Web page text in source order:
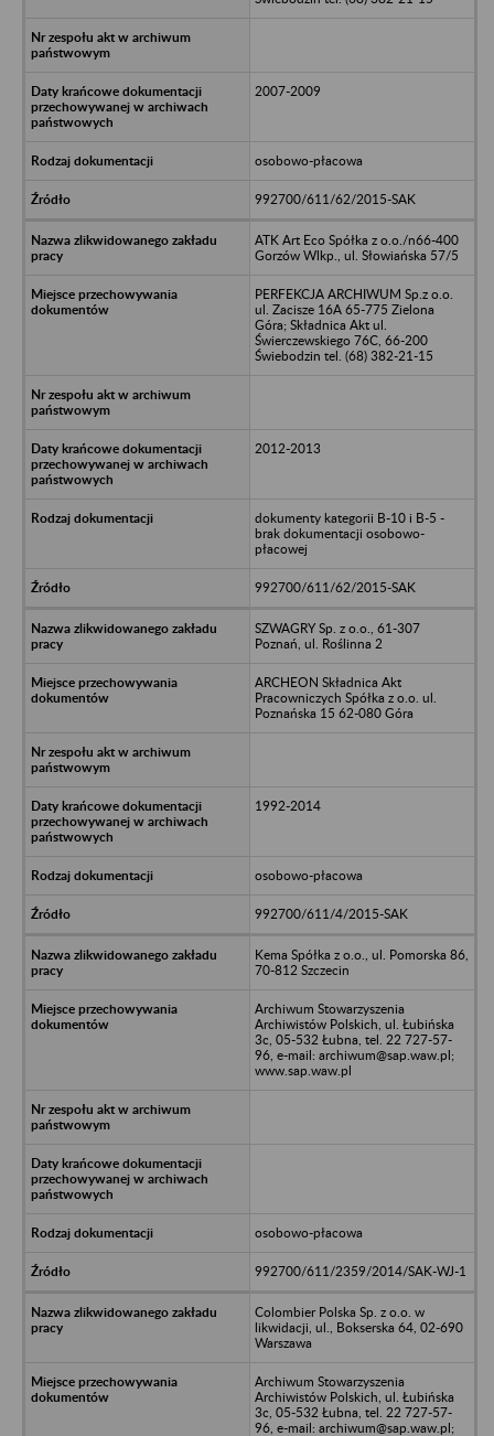
2007-2009
osobowo-płacowa
992700/611/62/2015-SAK
ATK Art Eco Spółka z o.o./n66-400
Gorzów Wlkp., ul. Słowiańska 57/5
PERFEKCJA ARCHIWUM Sp.z o.o.
ul. Zacisze 16A 65-775 Zielona
Góra; Składnica Akt ul.
Świerczewskiego 76C, 66-200
Świebodzin tel. (68) 382-21-15
2012-2013
dokumenty kategorii B-10 i B-5 -
brak dokumentacji osobowo-
płacowej
992700/611/62/2015-SAK
SZWAGRY Sp. z o.o., 61-307
Poznań, ul. Roślinna 2
ARCHEON Składnica Akt
Pracowniczych Spółka z o.o. ul.
Poznańska 15 62-080 Góra
1992-2014
osobowo-płacowa
992700/611/4/2015-SAK
Kema Spółka z o.o., ul. Pomorska 86,
70-812 Szczecin
Archiwum Stowarzyszenia
Archiwistów Polskich, ul. Łubińska
3c, 05-532 Łubna, tel. 22 727-57-
96, e-mail: archiwum@sap.waw.pl;
www.sap.waw.pl
osobowo-płacowa
992700/611/2359/2014/SAK-WJ-1
Colombier Polska Sp. z o.o. w
likwidacji, ul., Bokserska 64, 02-690
Warszawa
Archiwum Stowarzyszenia
Archiwistów Polskich, ul. Łubińska
3c, 05-532 Łubna, tel. 22 727-57-
96, e-mail: archiwum@sap.waw.pl;